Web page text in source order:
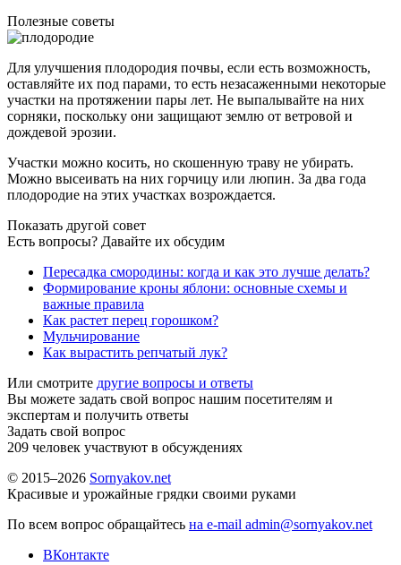
Полезные советы
Для улучшения плодородия почвы, если есть возможность,
оставляйте их под парами, то есть незасаженными некоторые
участки на протяжении пары лет. Не выпалывайте на них
сорняки, поскольку они защищают землю от ветровой и
дождевой эрозии.
Участки можно косить, но скошенную траву не убирать.
Можно высеивать на них горчицу или люпин. За два года
плодородие на этих участках возрождается.
Показать другой совет
Есть вопросы? Давайте их обсудим
Пересадка смородины: когда и как это лучше делать?
Формирование кроны яблони: основные схемы и
важные правила
Как растет перец горошком?
Мульчирование
Как вырастить репчатый лук?
Или смотрите другие вопросы и ответы
Вы можете задать свой вопрос нашим посетителям и
экспертам и получить ответы
Задать свой вопрос
209 человек участвуют в обсуждениях
© 2015–2026 Sornyakov.net
Красивые и урожайные грядки своими руками
По всем вопрос обращайтесь на e-mail admin@sornyakov.net
ВКонтакте